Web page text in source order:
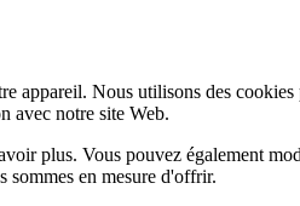
appareil. Nous utilisons des
avec notre site Web.
plus. Vous pouvez également
sommes en mesure d'offrir.